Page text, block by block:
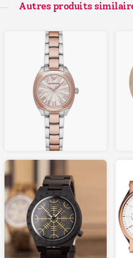
Autres produits
159.00
AMAZON.fr
50.00
AMAZON.fr